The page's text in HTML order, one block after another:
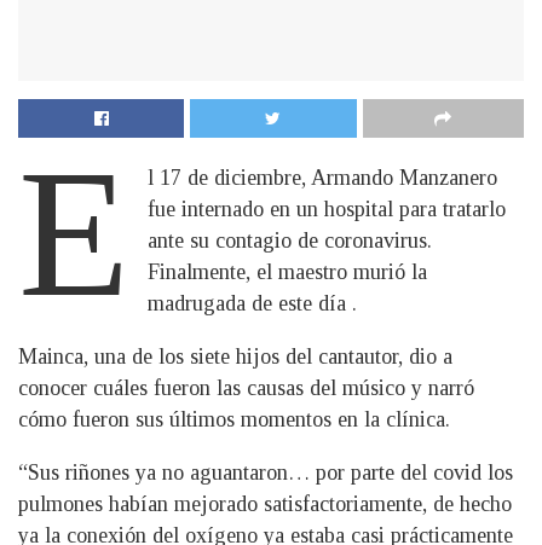
E
l 17 de diciembre, Armando Manzanero
fue internado en un hospital para tratarlo
ante su contagio de coronavirus.
Finalmente, el maestro murió la
madrugada de este día .
Mainca, una de los siete hijos del cantautor, dio a
conocer cuáles fueron las causas del músico y narró
cómo fueron sus últimos momentos en la clínica.
“Sus riñones ya no aguantaron… por parte del covid los
pulmones habían mejorado satisfactoriamente, de hecho
ya la conexión del oxígeno ya estaba casi prácticamente